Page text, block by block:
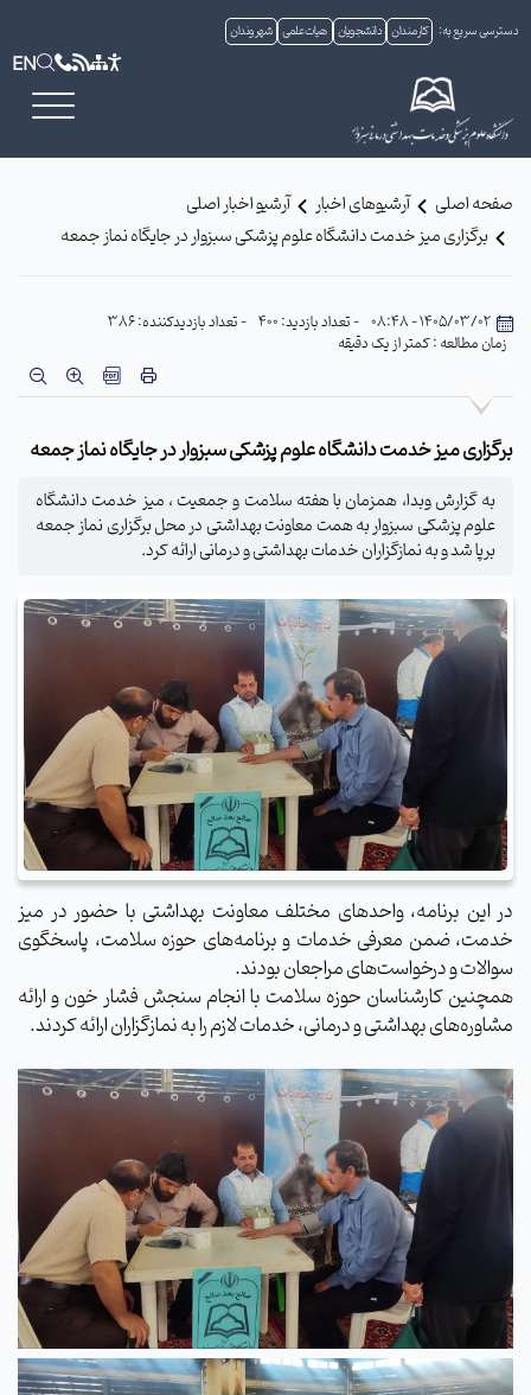
دسترسی سریع به: کارمندان دانشجویان هیات علمی شهروندان
EN
صفحه اصلی آرشیوهای اخبار
آرشیو اخبار اصلی
برگزاری میز خدمت دانشگاه علوم پزشکی سبزوار در جایگاه نماز جمعه
1405/03/02 - 08:48 - تعداد بازدید: 400
- تعداد بازدیدکننده: 386
زمان مطالعه : کمتر از یک دقیقه
برگزاری میز خدمت دانشگاه علوم پزشکی سبزوار در جایگاه نماز جمعه
به گزارش وبدا، همزمان با هفته سلامت و جمعیت ، میز خدمت دانشگاه
علوم پزشکی سبزوار به همت معاونت بهداشتی در محل برگزاری نماز جمعه
برپا شد و به نمازگزاران خدمات بهداشتی و درمانی ارائه کرد.
در این برنامه، واحدهای مختلف معاونت بهداشتی با حضور در میز
خدمت، ضمن معرفی خدمات و برنامه‌های حوزه سلامت، پاسخگوی
سوالات و درخواست‌های مراجعان بودند.
همچنین کارشناسان حوزه سلامت با انجام سنجش فشار خون و ارائه
مشاوره‌های بهداشتی و درمانی، خدمات لازم را به نمازگزاران ارائه کردند.